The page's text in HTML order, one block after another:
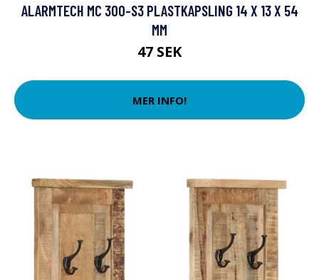
ALARMTECH MC 300-S3 PLASTKAPSLING 14 X 13 X 54
MM
47 SEK
MER INFO!